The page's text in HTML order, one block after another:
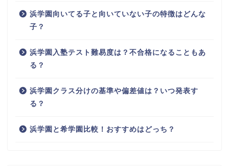
浜学園向いてる子と向いていない子の特徴はどんな
子？
浜学園入塾テスト難易度は？不合格になることもあ
る？
浜学園クラス分けの基準や偏差値は？いつ発表す
る？
浜学園と希学園比較！おすすめはどっち？